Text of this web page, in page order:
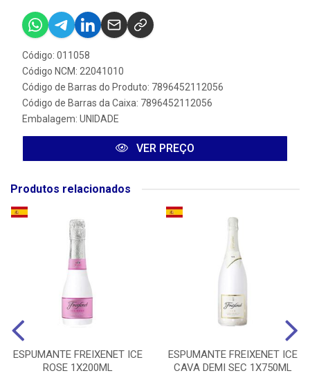
Código: 011058
Código NCM: 22041010
Código de Barras do Produto: 7896452112056
Código de Barras da Caixa: 7896452112056
Embalagem: UNIDADE
VER PREÇO
Produtos relacionados
ESPUMANTE FREIXENET ICE
ROSE 1X200ML
ESPUMANTE FREIXENET ICE
CAVA DEMI SEC 1X750ML